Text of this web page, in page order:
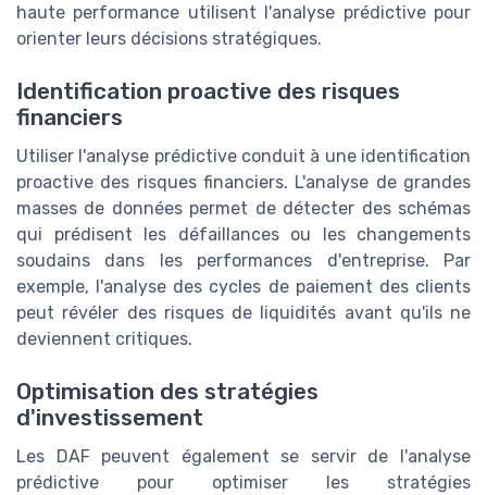
haute performance utilisent l'analyse prédictive pour
orienter leurs décisions stratégiques.
Identification proactive des risques
financiers
Utiliser l'analyse prédictive conduit à une identification
proactive des risques financiers. L'analyse de grandes
masses de données permet de détecter des schémas
qui prédisent les défaillances ou les changements
soudains dans les performances d'entreprise. Par
exemple, l'analyse des cycles de paiement des clients
peut révéler des risques de liquidités avant qu'ils ne
deviennent critiques.
Optimisation des stratégies
d'investissement
Les DAF peuvent également se servir de l'analyse
prédictive pour optimiser les stratégies